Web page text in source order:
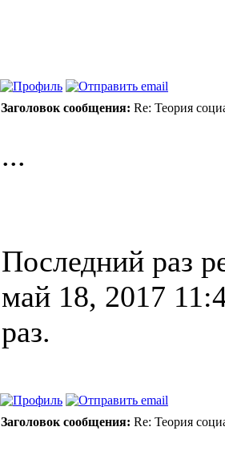
Заголовок сообщения: Re: Теория
...
Последний раз
май 18, 2017
раз.
Заголовок сообщения: Re: Теория